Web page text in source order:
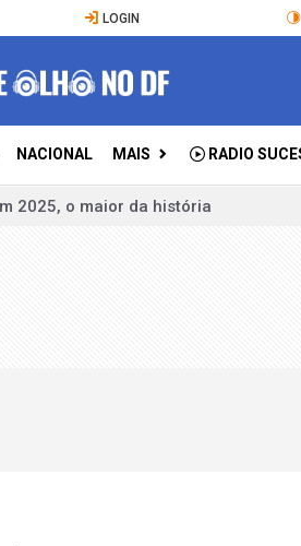
LOGIN
NACIONAL MAIS RADIO
nesta segunda-feira
soberania digital em IA
de juros